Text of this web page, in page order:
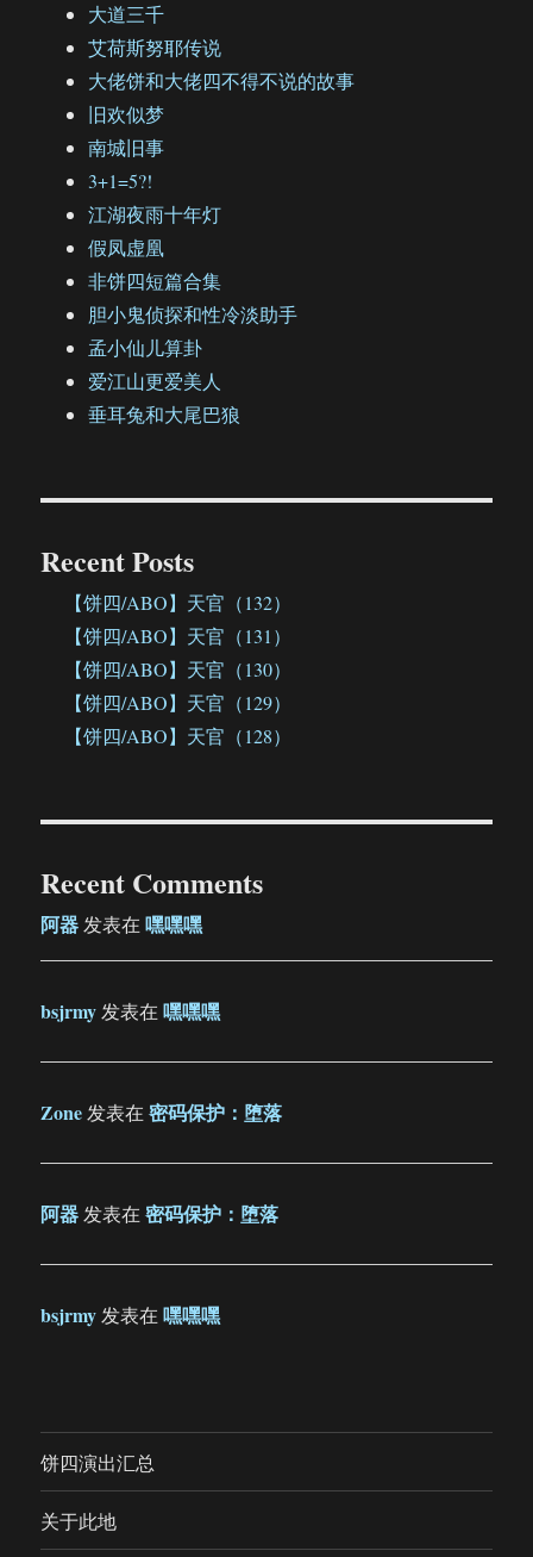
大道三千
艾荷斯努耶传说
大佬饼和大佬四不得不说的故事
旧欢似梦
南城旧事
3+1=5?!
江湖夜雨十年灯
假凤虚凰
非饼四短篇合集
胆小鬼侦探和性冷淡助手
孟小仙儿算卦
爱江山更爱美人
垂耳兔和大尾巴狼
Recent Posts
【饼四/ABO】天官（132）
【饼四/ABO】天官（131）
【饼四/ABO】天官（130）
【饼四/ABO】天官（129）
【饼四/ABO】天官（128）
Recent Comments
阿器发表在嘿嘿嘿
bsjrmy发表在嘿嘿嘿
Zone发表在密码保护：堕落
阿器发表在密码保护：堕落
bsjrmy发表在嘿嘿嘿
饼四演出汇总
关于此地